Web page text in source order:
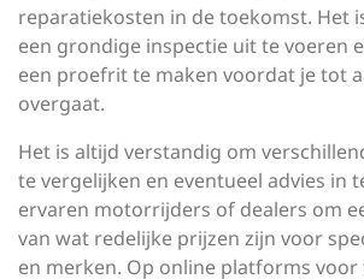
reparatiekosten in de toekomst. Het
een grondige inspectie uit te voeren
een proefrit te maken voordat je tot
overgaat.
Het is altijd verstandig om
te vergelijken en eventueel advies in
ervaren motorrijders of dealers om
van wat redelijke prijzen zijn voor
en merken. Op online platforms voor